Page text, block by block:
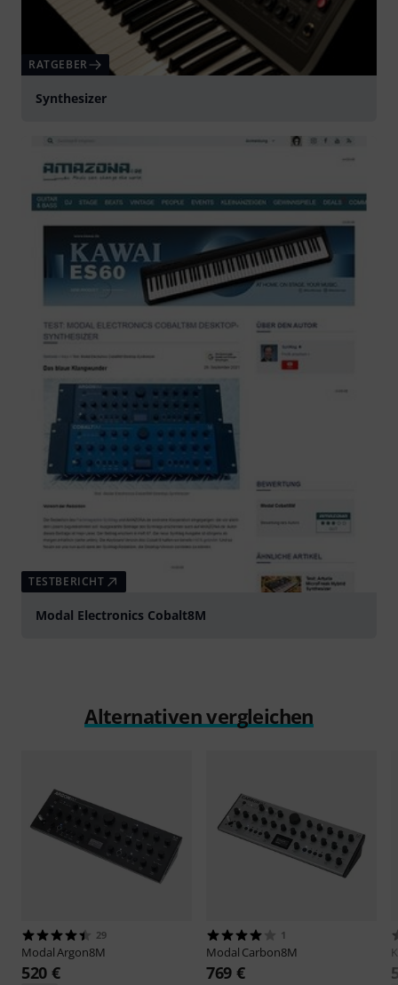
RATGEBER
Synthesizer
TESTBERICHT
Modal Electronics Cobalt8M
Alternativen vergleichen
29
ModalArgon8M
520 €
1
Modal Carbon8M
769 €